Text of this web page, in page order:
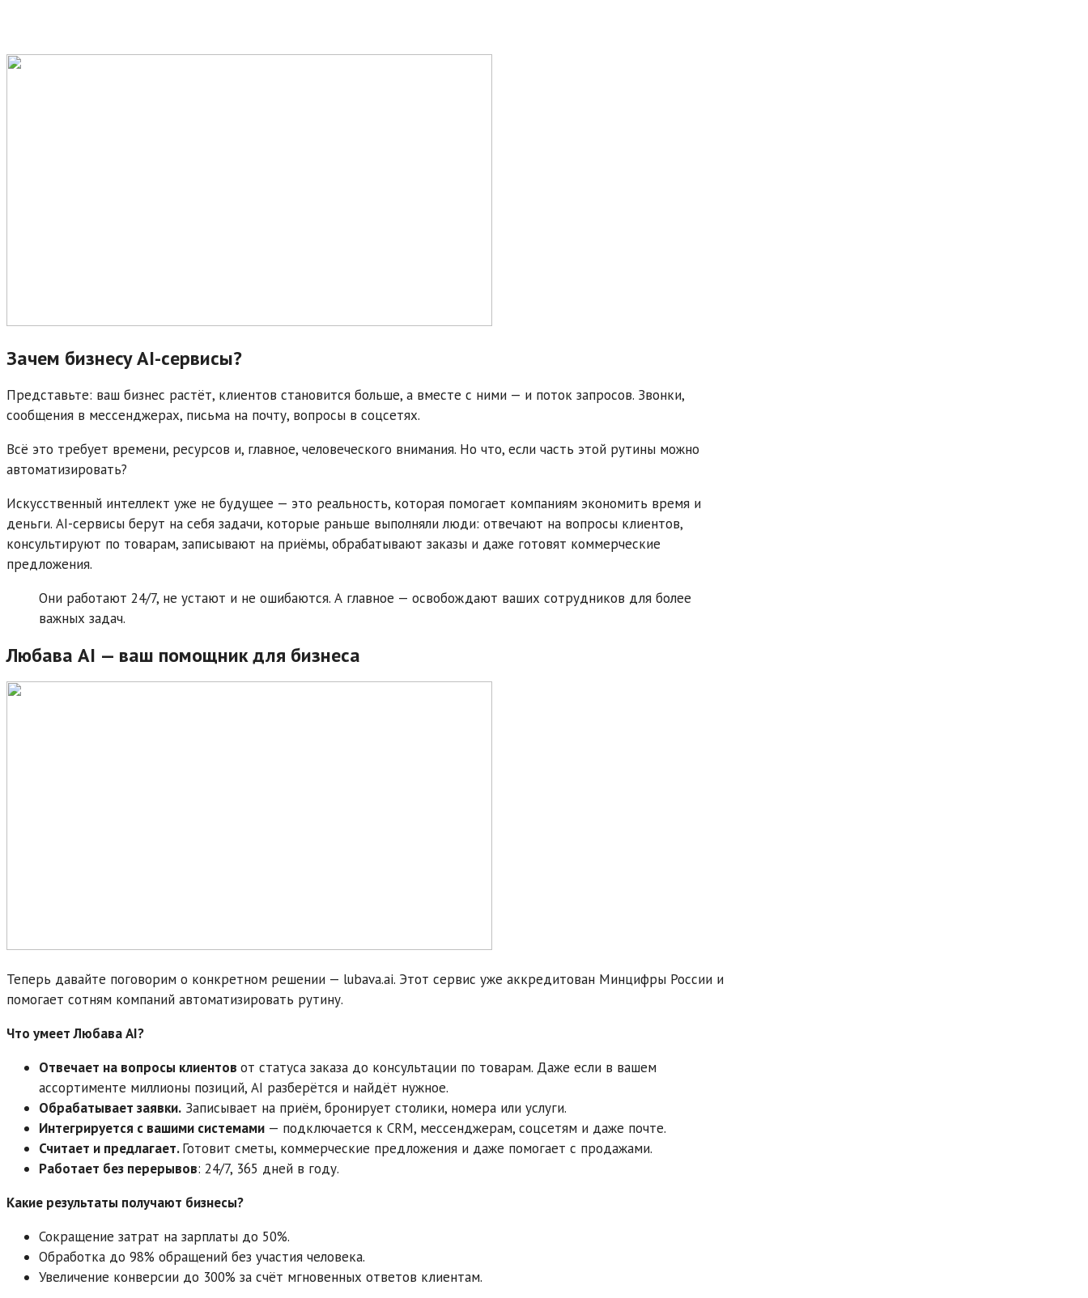
Зачем бизнесу AI-сервисы?
Представьте: ваш бизнес растёт, клиентов становится больше, а вместе с ними — и поток запросов. Звонки,
сообщения в мессенджерах, письма на почту, вопросы в соцсетях.
Всё это требует времени, ресурсов и, главное, человеческого внимания. Но что, если часть этой рутины можно
автоматизировать?
Искусственный интеллект уже не будущее — это реальность, которая помогает компаниям экономить время и
деньги. AI-сервисы берут на себя задачи, которые раньше выполняли люди: отвечают на вопросы клиентов,
консультируют по товарам, записывают на приёмы, обрабатывают заказы и даже готовят коммерческие
предложения.
Они работают 24/7, не устают и не ошибаются. А главное — освобождают ваших сотрудников для более
важных задач.
Любава AI — ваш помощник для бизнеса
Теперь давайте поговорим о конкретном решении — lubava.ai. Этот сервис уже аккредитован Минцифры России и
помогает сотням компаний автоматизировать рутину.
Что умеет Любава AI?
Отвечает на вопросы клиентов от статуса заказа до консультации по товарам. Даже если в вашем
ассортименте миллионы позиций, AI разберётся и найдёт нужное.
Обрабатывает заявки. Записывает на приём, бронирует столики, номера или услуги.
Интегрируется с вашими системами — подключается к CRM, мессенджерам, соцсетям и даже почте.
Считает и предлагает.Готовит сметы, коммерческие предложения и даже помогает с продажами.
Работает без перерывов: 24/7, 365 дней в году.
Какие результаты получают бизнесы?
Сокращение затрат на зарплаты до 50%.
Обработка до 98% обращений без участия человека.
Увеличение конверсии до 300% за счёт мгновенных ответов клиентам.